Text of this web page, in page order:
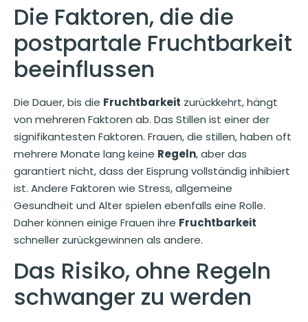
Die Faktoren, die die
postpartale Fruchtbarkeit
beeinflussen
Die Dauer, bis die Fruchtbarkeit zurückkehrt, hängt
von mehreren Faktoren ab. Das Stillen ist einer der
signifikantesten Faktoren. Frauen, die stillen, haben oft
mehrere Monate lang keine Regeln, aber das
garantiert nicht, dass der Eisprung vollständig inhibiert
ist. Andere Faktoren wie Stress, allgemeine
Gesundheit und Alter spielen ebenfalls eine Rolle.
Daher können einige Frauen ihre Fruchtbarkeit
schneller zurückgewinnen als andere.
Das Risiko, ohne Regeln
schwanger zu werden